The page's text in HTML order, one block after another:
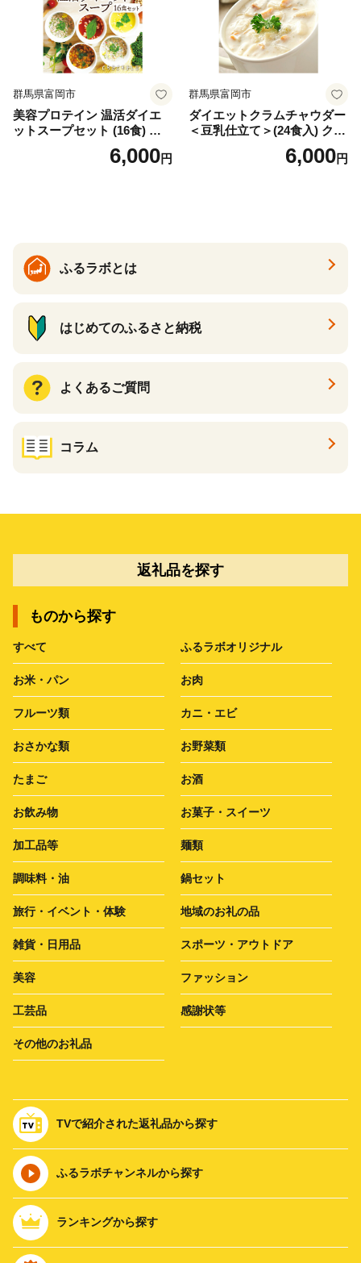
群馬県富岡市
美容プロテイン 温活ダイエ
ットスープセット (16食) 小
分け スープ 食べ比べ セット
詰合せ クラムチャウダー チ
6,000円
群馬県富岡市
ダイエットクラムチャウダー
＜豆乳仕立て＞(24食入) クラ
ムチャウダー 豆乳 ダイエッ
ト スープ プロテイン たんぱ
6,000円
ふるラボとは
はじめてのふるさと納税
よくあるご質問
コラム
返礼品を探す
ものから探す
すべて ふるラボオリジナル
お米・パン お肉
フルーツ類 カニ・エビ
おさかな類 お野菜類
たまご お酒
お飲み物 お菓子・スイーツ
加工品等 麺類
調味料・油 鍋セット
旅行・イベント・体験 地域のお礼の品
雑貨・日用品 スポーツ・アウトドア
美容 ファッション
工芸品 感謝状等
その他のお礼品
TVで紹介された返礼品から探す
ふるラボチャンネルから探す
ランキングから探す